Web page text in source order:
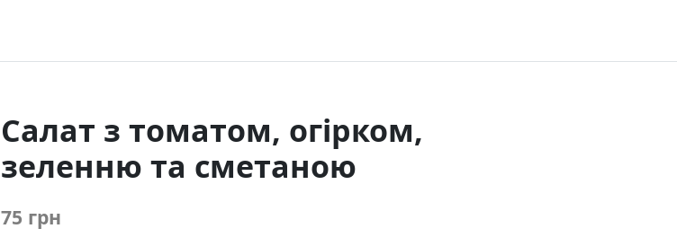
Салат з томатом, огірком,
зеленню та сметаною
75 грн